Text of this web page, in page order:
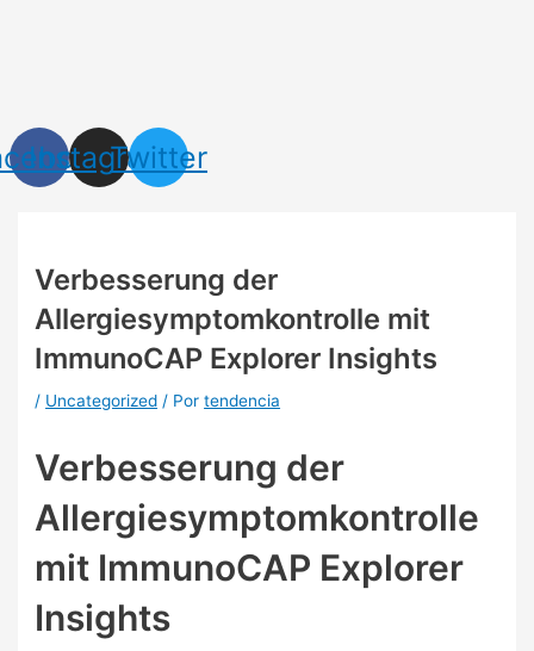
Instagram
Twitter
Verbesserung der
Allergiesymptomkontrolle mit
ImmunoCAP Explorer Insights
/ Uncategorized / Portendencia
Verbesserung der
Allergiesymptomkontrolle
mit ImmunoCAP Explorer
Insights